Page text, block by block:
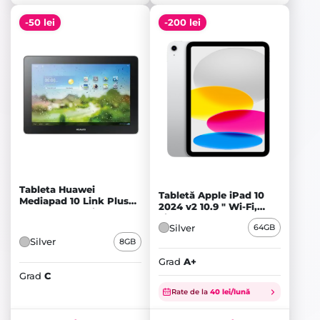
-50 lei
Tableta Huawei
Mediapad 10 Link Plus
8GB Cellular, Silver - C
Silver 8GB
Grad C
Prețul
-200 lei
Tabletă Apple iPad 10
2024 v2 10.9 " Wi-Fi,
Silver - A+
Silver
64GB
Grad A+
Rate de la 40 lei/lună
Prețul
inițial
Prețul